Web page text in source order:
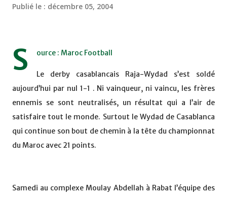
Publié le : décembre 05, 2004
S ource : Maroc Football
Le derby casablancais Raja-Wydad s’est soldé
aujourd’hui par nul 1-1 . Ni vainqueur, ni vaincu, les frères
ennemis se sont neutralisés, un résultat qui a l’air de
satisfaire tout le monde. Surtout le Wydad de Casablanca
qui continue son bout de chemin à la tête du championnat
du Maroc avec 21 points.
Samedi au complexe Moulay Abdellah à Rabat l’équipe des